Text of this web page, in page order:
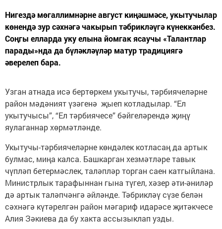
Нигездә мөгаллимнәрне август киңәшмәсе, укытучылар
көнендә зур сәхнәгә чакырып тәбрикләүгә күнеккәнбез.
Соңгы елларда уку елына йомгак ясаучы «Талантлар
парады»нда да бүләкләүләр матур традициягә
әверелеп бара.
Узган атнада исә бертөркем укытучы, тәрбиячеләрне
район мәдәният үзәгенә җыеп котладылар. “Ел
укытучысы”, “Ел тәрбиячесе” бәйгеләрендә җиңү
яулаганнар хөрмәтләнде.
Укытучы-тәрбиячеләрне көндәлек котласаң да артык
булмас, миңа калса. Башкарган хезмәтләре тавык
чүпләп бетермәслек, таләпләр торган саен катгыйлана.
Министрлык тарафыннан гына түгел, хәзер әти-әниләр
дә артык таләпчәнгә әйләнде. Тәбрикләү сүзе белән
сәхнәгә күтәрелгән район мәгариф идарәсе җитәкчесе
Алия Зәкиева да бу хакта ассызыклап узды.